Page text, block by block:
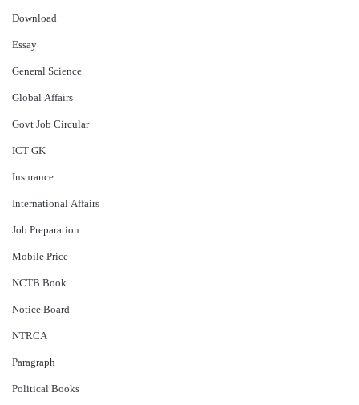
Download
Essay
General Science
Global Affairs
Govt Job Circular
ICT GK
Insurance
International Affairs
Job Preparation
Mobile Price
NCTB Book
Notice Board
NTRCA
Paragraph
Political Books